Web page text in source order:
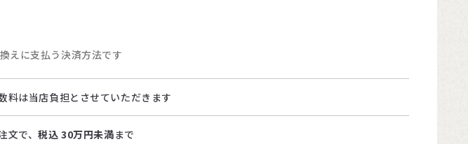
えに支払う決済方法です
料は当店負担とさせていただきます
文で、税込 30万円未満まで